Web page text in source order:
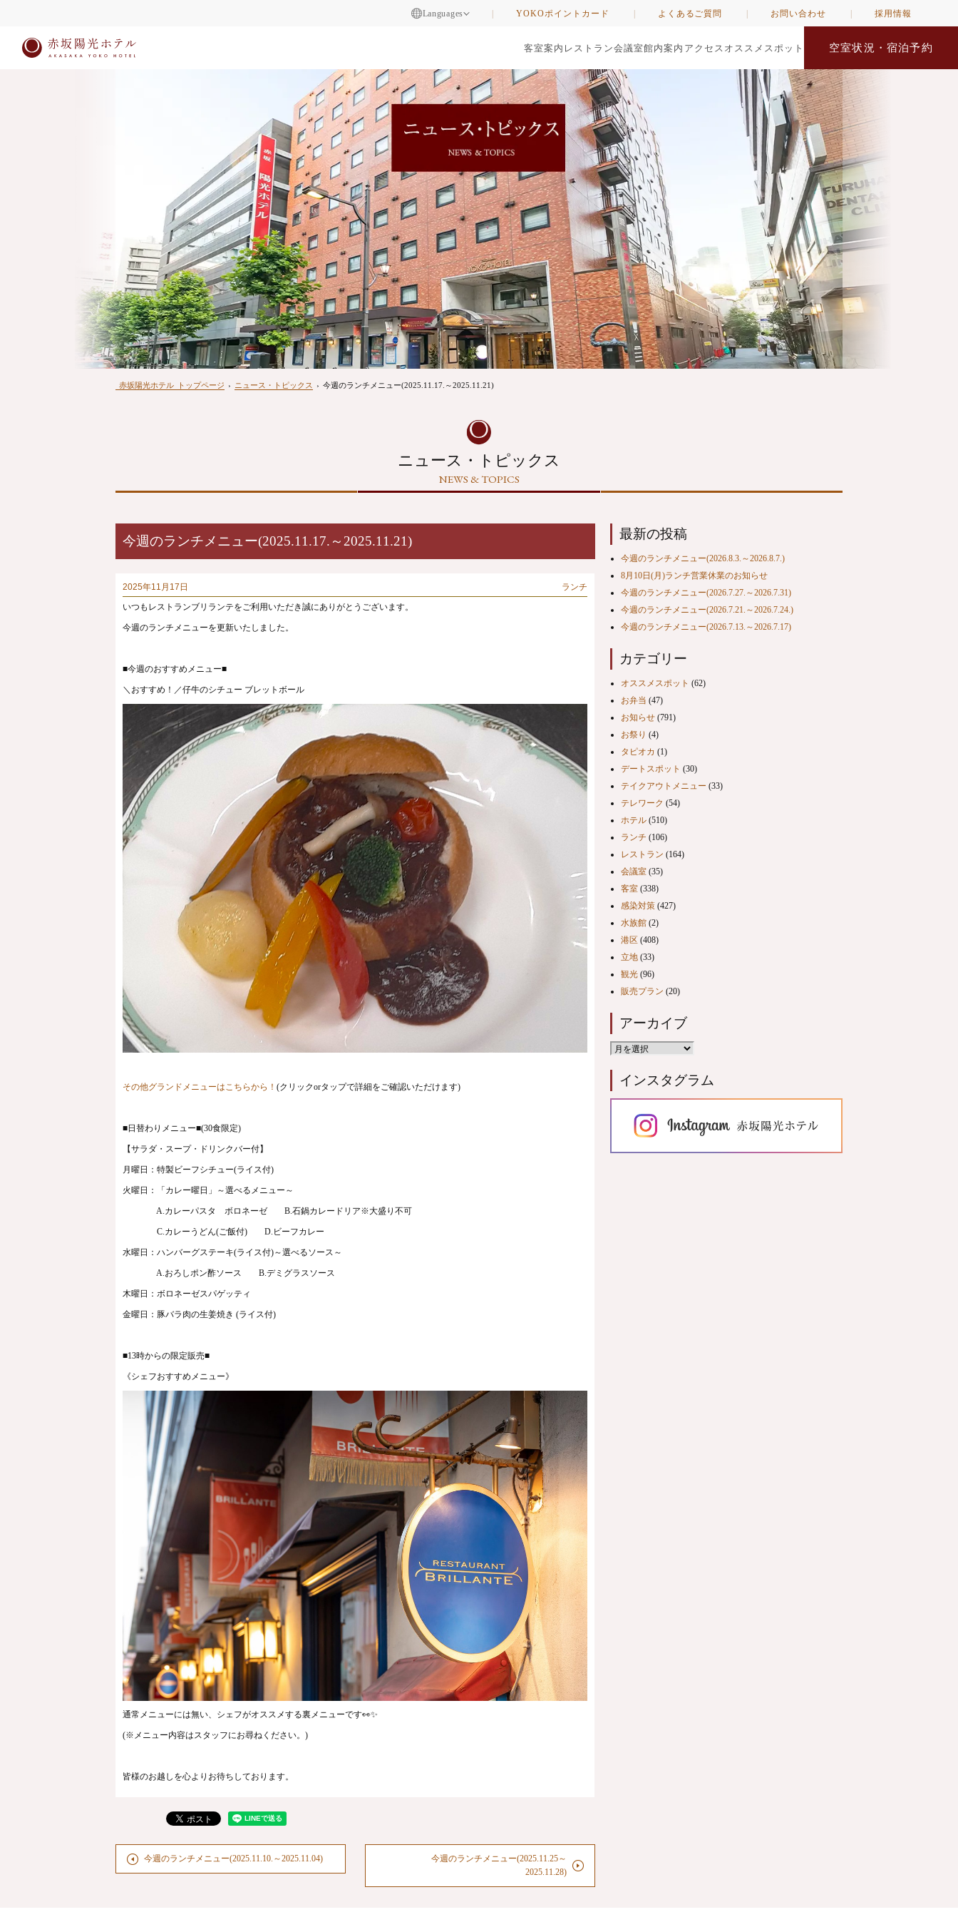
Languages YOKOポイントカード よくあるご質問 お問い合わせ 採用情報
客室案内 レストラン会議室館内案内 アクセス オススメスポット 空室状況・宿泊予約
赤坂陽光ホテル トップページ › ニュース・トピックス › 今週のランチメニュー(2025.11.17.～2025.11.21)
ニュース・トピックス
NEWS & TOPICS
今週のランチメニュー(2025.11.17.～2025.11.21)
2025年11月17日
ランチ
いつもレストランブリランテをご利用いただき誠にありがとうございます。
今週のランチメニューを更新いたしました。
■今週のおすすめメニュー■
＼おすすめ！／仔牛のシチュー ブレットボール
その他グランドメニューはこちらから！ (クリックorタップで詳細をご確認いただけます)
■日替わりメニュー■(30食限定)
【サラダ・スープ・ドリンクバー付】
月曜日：特製ビーフシチュー(ライス付)
火曜日：「カレー曜日」～選べるメニュー～
A.カレーパスタ ボロネーゼ B.石鍋カレードリア※大盛り不可
C.カレーうどん(ご飯付) D.ビーフカレー
水曜日：ハンバーグステーキ(ライス付)～選べるソース～
A.おろしポン酢ソース B.デミグラスソース
木曜日：ボロネーゼスパゲッティ
金曜日：豚バラ肉の生姜焼き (ライス付)
■13時からの限定販売■
《シェフおすすめメニュー》
通常メニューには無い、シェフがオススメする裏メニューです👀✨
(※メニュー内容はスタッフにお尋ねください。)
皆様のお越しを心よりお待ちしております。
今週のランチメニュー(2025.11.10.～2025.11.04)
今週のランチメニュー(2025.11.25～
2025.11.28)
最新の投稿
今週のランチメニュー(2026.8.3.～2026.8.7.)
8月10日(月)ランチ営業休業のお知らせ
今週のランチメニュー(2026.7.27.～2026.7.31)
今週のランチメニュー(2026.7.21.～2026.7.24.)
今週のランチメニュー(2026.7.13.～2026.7.17)
カテゴリー
オススメスポット (62)
お弁当 (47)
お知らせ (791)
お祭り (4)
タピオカ (1)
デートスポット (30)
テイクアウトメニュー (33)
テレワーク (54)
ホテル (510)
ランチ (106)
レストラン (164)
会議室 (35)
客室 (338)
感染対策 (427)
水族館 (2)
港区 (408)
立地 (33)
観光 (96)
販売プラン (20)
アーカイブ
インスタグラム